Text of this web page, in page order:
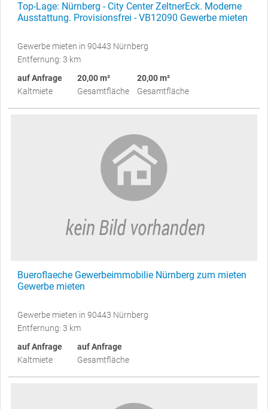
Top-Lage: Nürnberg - City Center ZeltnerEck. Moderne
Ausstattung. Provisionsfrei - VB12090 Gewerbe mieten
Gewerbe mieten in 90443 Nürnberg
Entfernung: 3 km
auf Anfrage
Kaltmiete
20,00 m²
Gesamtfläche
20,00 m²
Gesamtfläche
Bueroflaeche Gewerbeimmobilie Nürnberg zum mieten
Gewerbe mieten
Gewerbe mieten in 90443 Nürnberg
Entfernung: 3 km
auf Anfrage
Kaltmiete
auf Anfrage
Gesamtfläche